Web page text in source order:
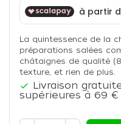
La quintessence de la
préparations salées
châtaignes de qualité
texture, et rien de plus.
 Livraison
supérieures à 69 €